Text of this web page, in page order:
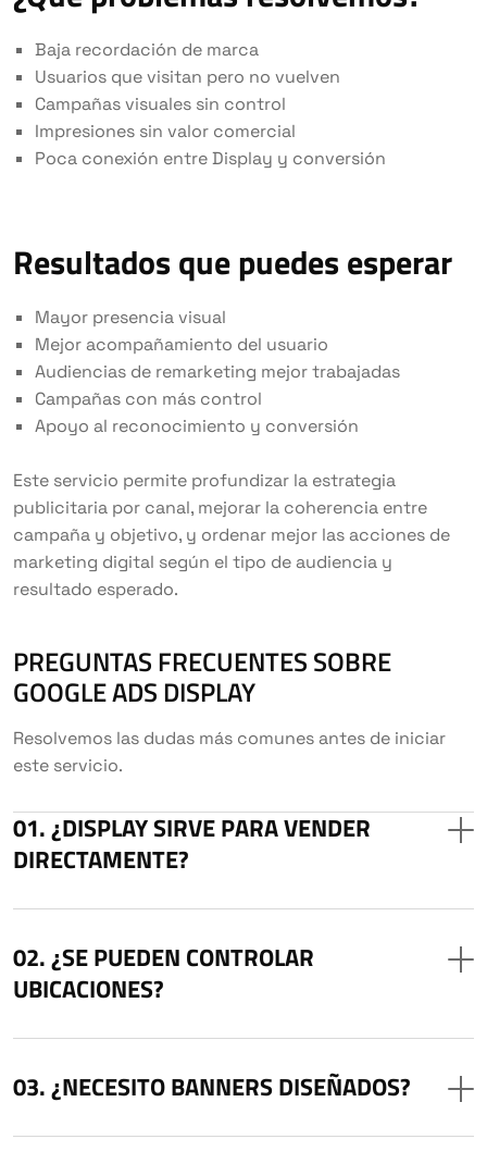
Baja recordación de marca
Usuarios que visitan pero no vuelven
Campañas visuales sin control
Impresiones sin valor comercial
Poca conexión entre Display y conversión
Resultados que puedes esperar
Mayor presencia visual
Mejor acompañamiento del usuario
Audiencias de remarketing mejor trabajadas
Campañas con más control
Apoyo al reconocimiento y conversión
Este servicio permite profundizar la estrategia
publicitaria por canal, mejorar la coherencia entre
campaña y objetivo, y ordenar mejor las acciones de
marketing digital según el tipo de audiencia y
resultado esperado.
PREGUNTAS FRECUENTES SOBRE
GOOGLE ADS DISPLAY
Resolvemos las dudas más comunes antes de iniciar
este servicio.
¿DISPLAY SIRVE PARA VENDER
DIRECTAMENTE?
¿SE PUEDEN CONTROLAR
UBICACIONES?
¿NECESITO BANNERS DISEÑADOS?